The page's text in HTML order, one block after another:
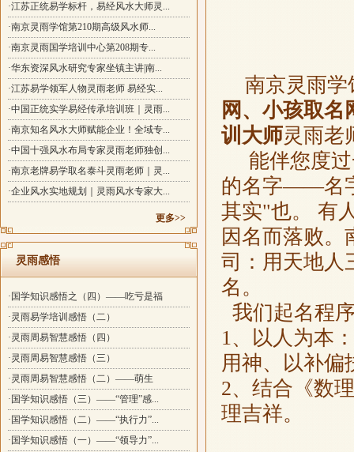
·江苏正统易学标杆，易经风水大师灵...
·南京灵雨学馆第210期高级风水师...
·南京灵雨国学培训中心第208期专...
·华东资深风水研究专家坐镇主讲|南...
·江苏易学领军人物灵雨老师 易经实...
·中国正统实学易经传承培训班｜灵雨...
·南京知名风水大师赋能企业！全域专...
·中国十强风水布局专家灵雨老师独创...
·南京老牌易学取名泰斗灵雨老师｜灵...
·企业风水实地规划｜灵雨风水专家大...
更多>>
灵雨感悟
·国学知识感悟之（四）——吃亏是福
·灵雨易学培训感悟（二）
·灵雨周易智慧感悟（四）
·灵雨周易智慧感悟（三）
·灵雨周易智慧感悟（二）——萌生
·国学知识感悟（三）——“管理”感...
·国学知识感悟（二）——“执行力”...
·国学知识感悟（一）——“领导力”...
南京灵雨
网、小孩取
训大师灵雨老
能伴您度过
的名字——名
其实"也。 有
因名而落败。
司：用天地人
名。
我们起名程
1、以人为本
用神、以补偏
2、结合《数
理吉祥。